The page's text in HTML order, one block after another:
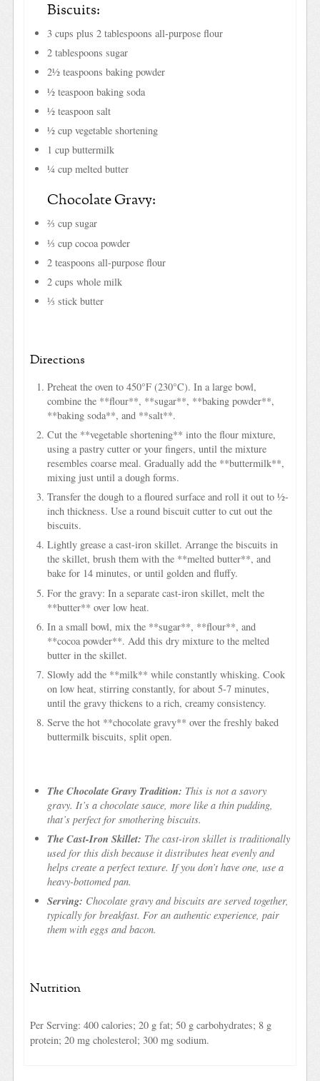
Biscuits:
3 cups plus 2 tablespoons all-purpose flour
2 tablespoons sugar
2½ teaspoons baking powder
½ teaspoon baking soda
½ teaspoon salt
½ cup vegetable shortening
1 cup buttermilk
¼ cup melted butter
Chocolate Gravy:
⅔ cup sugar
⅓ cup cocoa powder
2 teaspoons all-purpose flour
2 cups whole milk
⅓ stick butter
Directions
Preheat the oven to 450°F (230°C). In a large bowl,
combine the **flour**, **sugar**, **baking powder**,
**baking soda**, and **salt**.
Cut the **vegetable shortening** into the flour mixture,
using a pastry cutter or your fingers, until the mixture
resembles coarse meal. Gradually add the **buttermilk**,
mixing just until a dough forms.
Transfer the dough to a floured surface and roll it out to ½-
inch thickness. Use a round biscuit cutter to cut out the
biscuits.
Lightly grease a cast-iron skillet. Arrange the biscuits in
the skillet, brush them with the **melted butter**, and
bake for 14 minutes, or until golden and fluffy.
For the gravy: In a separate cast-iron skillet, melt the
**butter** over low heat.
In a small bowl, mix the **sugar**, **flour**, and
**cocoa powder**. Add this dry mixture to the melted
butter in the skillet.
Slowly add the **milk** while constantly whisking. Cook
on low heat, stirring constantly, for about 5-7 minutes,
until the gravy thickens to a rich, creamy consistency.
Serve the hot **chocolate gravy** over the freshly baked
buttermilk biscuits, split open.
The Chocolate Gravy Tradition: This is not a savory
gravy. It’s a chocolate sauce, more like a thin pudding,
that’s perfect for smothering biscuits.
The Cast-Iron Skillet: The cast-iron skillet is traditionally
used for this dish because it distributes heat evenly and
helps create a perfect texture. If you don’t have one, use a
heavy-bottomed pan.
Serving: Chocolate gravy and biscuits are served together,
typically for breakfast. For an authentic experience, pair
them with eggs and bacon.
Nutrition
Per Serving: 400 calories; 20 g fat; 50 g carbohydrates; 8 g
protein; 20 mg cholesterol; 300 mg sodium.